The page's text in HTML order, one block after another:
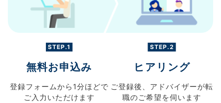
STEP.1
無料お申込み
登録フォームから 1分ほどで
ご入力 いただけます
STEP.2
ヒアリング
ご登録後、 アドバイザーが転
職のご希望を伺います